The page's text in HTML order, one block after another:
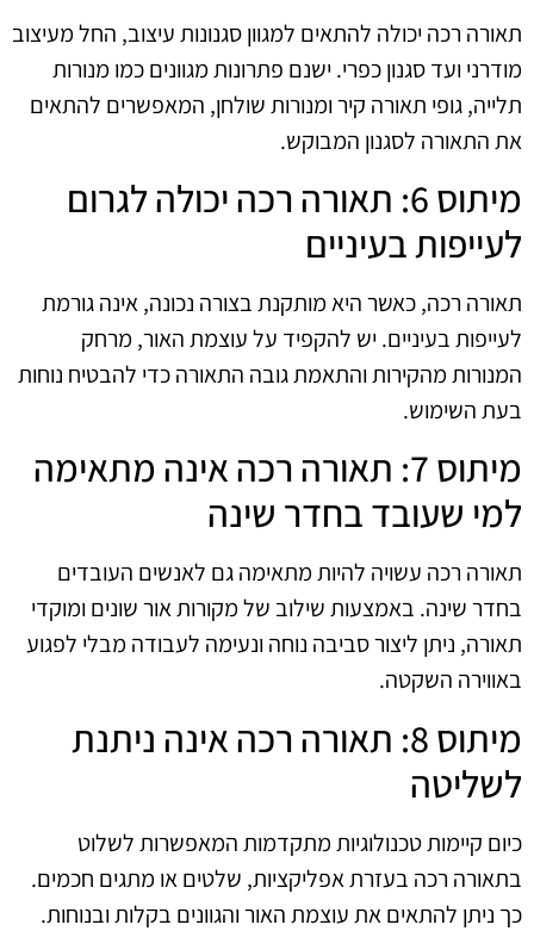
תאורה רכה יכולה להתאים למגוון סגנונות עיצוב, החל מעיצוב
מודרני ועד סגנון כפרי. ישנם פתרונות מגוונים כמו מנורות
תלייה, גופי תאורה קיר ומנורות שולחן, המאפשרים להתאים
את התאורה לסגנון המבוקש.
מיתוס 6: תאורה רכה יכולה לגרום
לעייפות בעיניים
תאורה רכה, כאשר היא מותקנת בצורה נכונה, אינה גורמת
לעייפות בעיניים. יש להקפיד על עוצמת האור, מרחק
המנורות מהקירות והתאמת גובה התאורה כדי להבטיח נוחות
בעת השימוש.
מיתוס 7: תאורה רכה אינה מתאימה
למי שעובד בחדר שינה
תאורה רכה עשויה להיות מתאימה גם לאנשים העובדים
בחדר שינה. באמצעות שילוב של מקורות אור שונים ומוקדי
תאורה, ניתן ליצור סביבה נוחה ונעימה לעבודה מבלי לפגוע
באווירה השקטה.
מיתוס 8: תאורה רכה אינה ניתנת
לשליטה
כיום קיימות טכנולוגיות מתקדמות המאפשרות לשלוט
בתאורה רכה בעזרת אפליקציות, שלטים או מתגים חכמים.
כך ניתן להתאים את עוצמת האור והגוונים בקלות ובנוחות.